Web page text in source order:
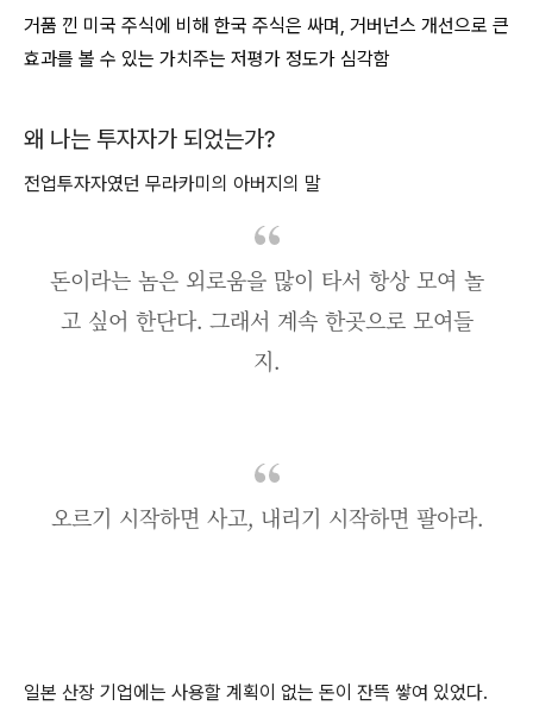
거품 낀 미국 주식에 비해 한국 주식은 싸며, 거버넌스 개선으로 큰
효과를 볼 수 있는 가치주는 저평가 정도가 심각함
왜 나는 투자자가 되었는가?
전업투자자였던 무라카미의 아버지의 말
돈이라는 놈은 외로움을 많이 타서 항상 모여 놀
고 싶어 한단다. 그래서 계속 한곳으로 모여들
지.
오르기 시작하면 사고, 내리기 시작하면 팔아라.
일본 산장 기업에는 사용할 계획이 없는 돈이 잔뜩 쌓여 있었다.